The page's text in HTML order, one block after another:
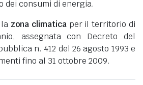
dei consumi di energia.
zona climaticaper il territorio di
assegnata con Decreto del
n. 412 del 26 agosto 1993 e
fino al 31 ottobre 2009.